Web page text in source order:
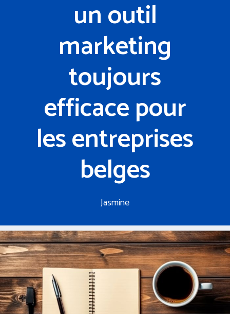
un outil
marketing
toujours
efficace pour
les entreprises
belges
Jasmine